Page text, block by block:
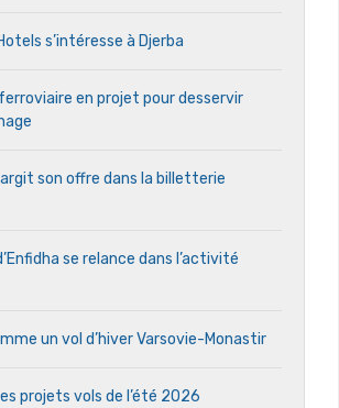
s’intéresse à Djerba
en projet pour desservir
son offre dans la billetterie
se relance dans l’activité
un vol d’hiver Varsovie-Monastir
projets vols de l’été 2026